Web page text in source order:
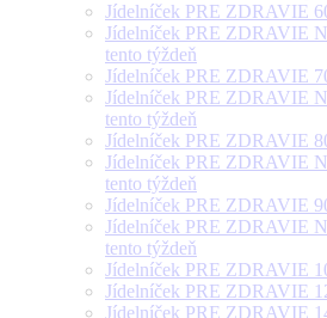
Jídelníček PRE ZDRAVIE
Jídelníček PRE ZDRAVIE
tento týždeň
Jídelníček PRE ZDRAVIE
Jídelníček PRE ZDRAVIE
tento týždeň
Jídelníček PRE ZDRAVIE
Jídelníček PRE ZDRAVIE
tento týždeň
Jídelníček PRE ZDRAVIE
Jídelníček PRE ZDRAVIE
tento týždeň
Jídelníček PRE ZDRAVIE
Jídelníček PRE ZDRAVIE
Jídelníček PRE ZDRAVIE